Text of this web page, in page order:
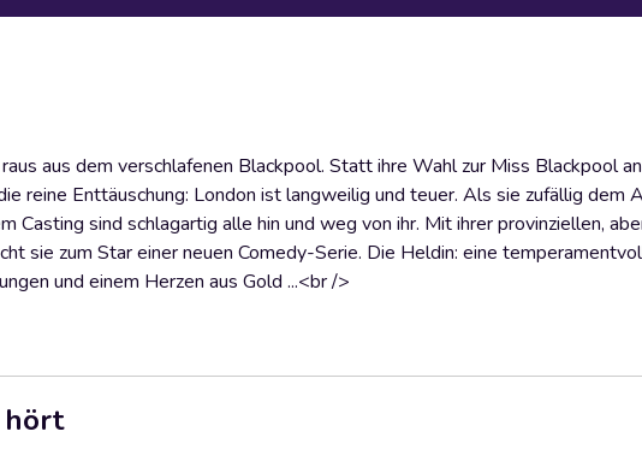
aus dem verschlafenen Blackpool. Statt ihre Wahl zur Miss Blackpool
reine Enttäuschung: London ist langweilig und teuer. Als sie zufällig dem
Casting sind schlagartig alle hin und weg von ihr. Mit ihrer provinziellen,
sie zum Star einer neuen Comedy-Serie. Die Heldin: eine
und einem Herzen aus Gold ...<br />
hört